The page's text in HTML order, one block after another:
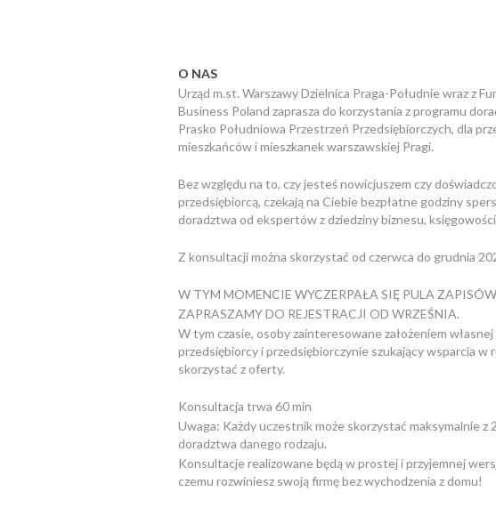
O NAS
Urząd m.st. Warszawy Dzielnica Praga-Południe wraz z
Business Poland zaprasza do korzystania z programu
Prasko Południowa Przestrzeń Przedsiębiorczych, dla
mieszkańców i mieszkanek warszawskiej Pragi.
Bez względu na to, czy jesteś nowicjuszem czy
przedsiębiorcą, czekają na Ciebie bezpłatne godziny
doradztwa od ekspertów z dziedziny biznesu,
Z konsultacji można skorzystać od czerwca do grudnia
W TYM MOMENCIE WYCZERPAŁA SIĘ PULA
ZAPRASZAMY DO REJESTRACJI OD WRZEŚNIA.
W tym czasie, osoby zainteresowane założeniem własnej
przedsiębiorcy i przedsiębiorczynie szukający wsparcia w
skorzystać z oferty.
Konsultacja trwa 60 min
Uwaga: Każdy uczestnik może skorzystać maksymalnie z
doradztwa danego rodzaju.
Konsultacje realizowane będą w prostej i przyjemnej
czemu rozwiniesz swoją firmę bez wychodzenia z domu!